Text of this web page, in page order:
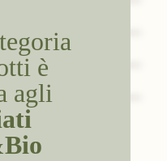
è
agli
Cartone da 50 pz